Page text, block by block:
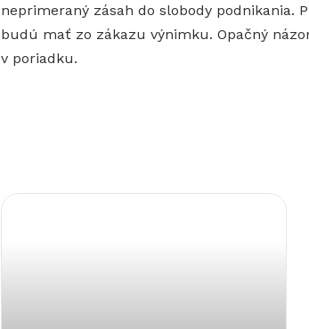
neprimeraný zásah do slobody podnikania.
budú mať zo zákazu výnimku. Opačný
v poriadku.